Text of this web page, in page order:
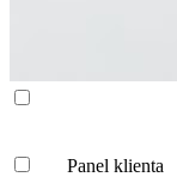
Panel klienta